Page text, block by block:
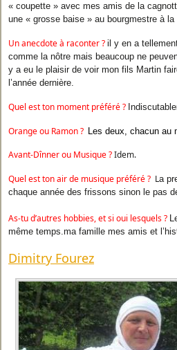
« coupette » avec mes amis de la
une « grosse baise » au bourgmestre à
Un anecdote à raconter ? il y en a
comme la nôtre mais beaucoup ne
y a eu le plaisir de voir mon fils Martin
l’année dernière.
Quel est ton moment préféré ?
Orange ou Ramon ? Les deux, chacun au
Avant-Dînner ou Musique ?Idem.
Quel est ton air de musique préféré ? La
chaque année des frissons sinon le pas
As-tu d’autres hobbies, et si oui lesquels ? L
même temps.ma famille mes amis et
Dimitry Fourez